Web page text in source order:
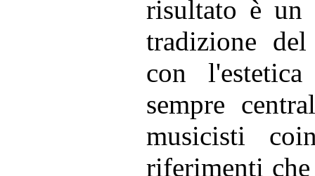
risultato è un
tradizione
con
sempre
musicisti
riferimenti